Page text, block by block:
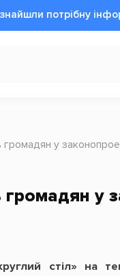
потрібну
у
у
стіл» на